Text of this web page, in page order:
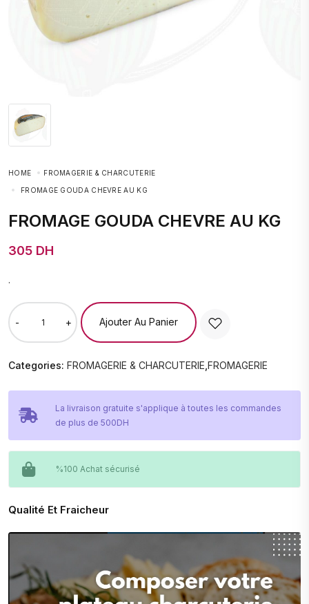
HOME FROMAGERIE & CHARCUTERIE
FROMAGE GOUDA CHEVRE AU KG
FROMAGE GOUDA CHEVRE AU KG
305 DH
.
- + Ajouter Au Panier
Categories: FROMAGERIE & CHARCUTERIE FROMAGERIE
La livraison gratuite s'applique à toutes les commandes
de plus de 500DH
%100 Achat sécurisé
Qualité Et Fraicheur